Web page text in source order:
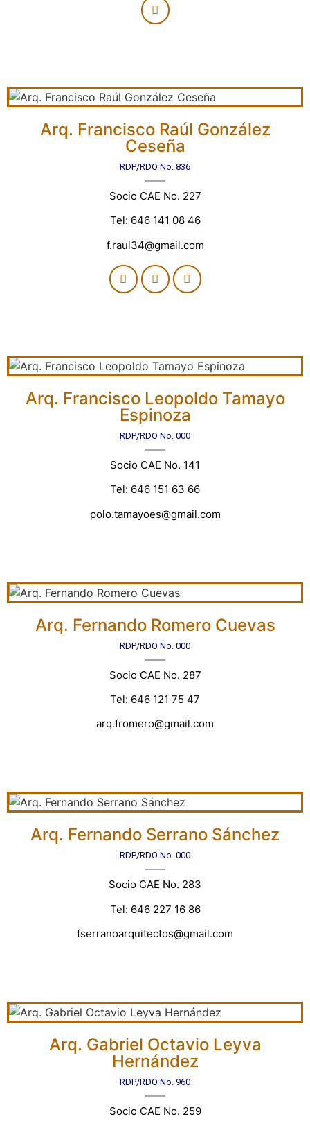
Arq. Francisco Raúl González
Ceseña
RDP/RDO No. 836
Socio CAE No. 227
Tel: 646 141 08 46
f.raul34@gmail.com
Arq. Francisco Leopoldo Tamayo
Espinoza
RDP/RDO No. 000
Socio CAE No. 141
Tel: 646 151 63 66
polo.tamayoes@gmail.com
Arq. Fernando Romero Cuevas
RDP/RDO No. 000
Socio CAE No. 287
Tel: 646 121 75 47
arq.fromero@gmail.com
Arq. Fernando Serrano Sánchez
RDP/RDO No. 000
Socio CAE No. 283
Tel: 646 227 16 86
fserranoarquitectos@gmail.com
Arq. Gabriel Octavio Leyva
Hernández
RDP/RDO No. 960
Socio CAE No. 259